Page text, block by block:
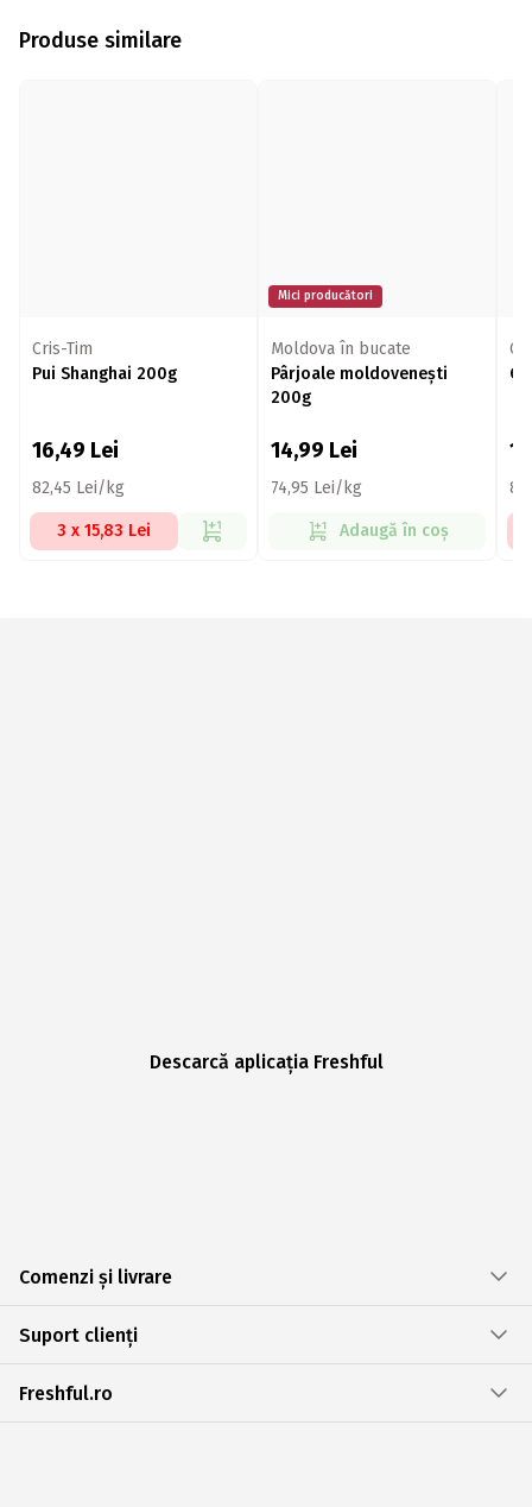
Produse similare
Cris-Tim
Pui Shanghai 200g
16,49 Lei
82,45 Lei/kg
3 x 15,83 Lei
Mici producători
Moldova în bucate
Pârjoale moldovenești
200g
14,99 Lei
74,95 Lei/kg
Adaugă în coș
Descarcă aplicația Freshful
Comenzi și livrare
Suport clienți
Freshful.ro